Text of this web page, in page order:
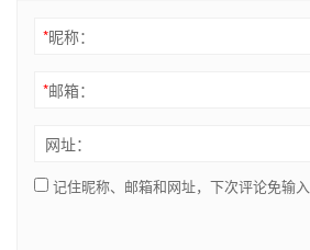
*昵称：
*邮箱：
网址：
记住昵称、邮箱和网址，下次评论免输入